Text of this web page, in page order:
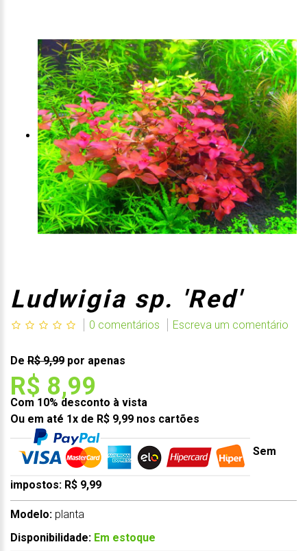
Ludwigia sp. 'Red'
0 comentários Escreva um comentário
De R$ 9,99 por apenas
R$ 8,99
Com 10% desconto à vista
Ou em até 1x de R$ 9,99 nos cartões
Sem
impostos: R$ 9,99
Modelo: planta
Disponibilidade: Em estoque